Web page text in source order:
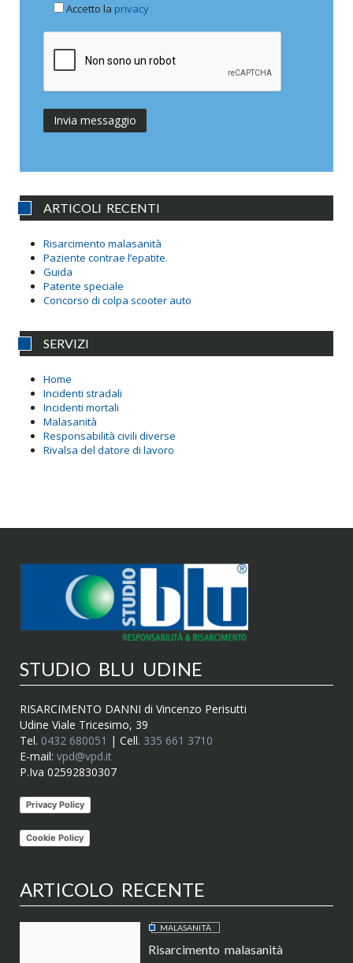
Accetto la privacy
ARTICOLI RECENTI
Risarcimento malasanità
Paziente contrae l’epatite.
Guida
Patente speciale
Concorso di colpa scooter auto
SERVIZI
Home
Incidenti stradali
Incidenti mortali
Malasanità
Responsabilità civili diverse
Rivalsa del datore di lavoro
STUDIO BLU UDINE
RISARCIMENTO DANNI di Vincenzo Perisutti
Udine Viale Tricesimo, 39
Tel. 0432 680051 | Cell. 335 661 3710
E-mail: vpd@vpd.it
P.Iva 02592830307
Privacy Policy
Cookie Policy
ARTICOLO RECENTE
MALASANITÀ
Risarcimento malasanità